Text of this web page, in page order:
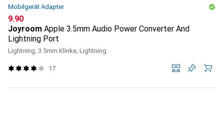
Mobilgerät Adapter
CHF
9.90
Joyroom Apple 3.5mm Audio Power Converter And
Lightning Port
Lightning, 3.5mm Klinke, Lightning
17